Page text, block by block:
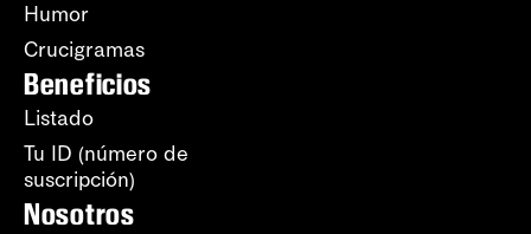
Humor
Crucigramas
Beneficios
Listado
Tu ID (número de
suscripción)
Nosotros